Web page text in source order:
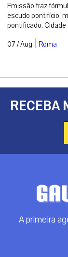
Emissão traz
escudo pontifício,
pontificado. Cidade
07 / Aug | Roma
RECEBA
A primeira